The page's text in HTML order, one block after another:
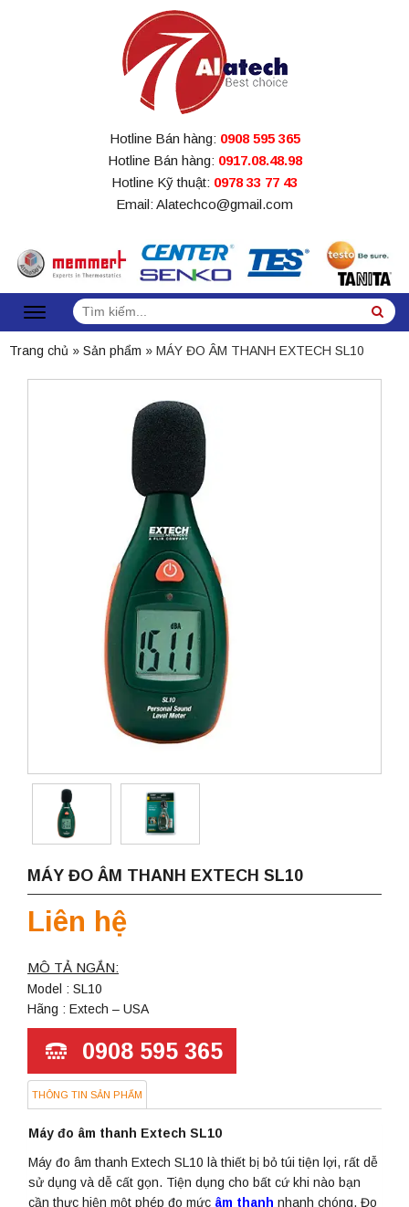
Hotline Bán hàng: 0908 595 365
Hotline Bán hàng: 0917.08.48.98
Hotline Kỹ thuật: 0978 33 77 43
Email: Alatechco@gmail.com
Tìm
kiếm:
Trang chủ » Sản phẩm » MÁY ĐO ÂM THANH EXTECH SL10
MÁY ĐO ÂM THANH EXTECH SL10
Liên hệ
MÔ TẢ NGẮN:
Model : SL10
Hãng : Extech – USA
0908 595 365
THÔNG TIN SẢN PHẨM
Máy đo âm thanh Extech SL10
Máy đo âm thanh Extech SL10 là thiết bị bỏ túi tiện lợi, rất dễ
sử dụng và dễ cất gọn. Tiện dụng cho bất cứ khi nào bạn
cần thực hiện một phép đo mức âm thanh nhanh chóng. Đo